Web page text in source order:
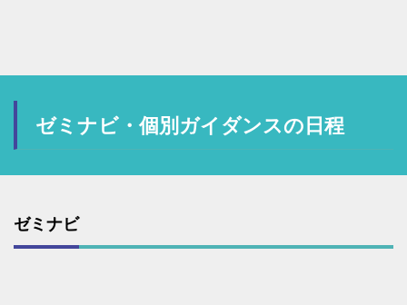
ゼミナビ・個別ガイダンスの日程
ゼミナビ